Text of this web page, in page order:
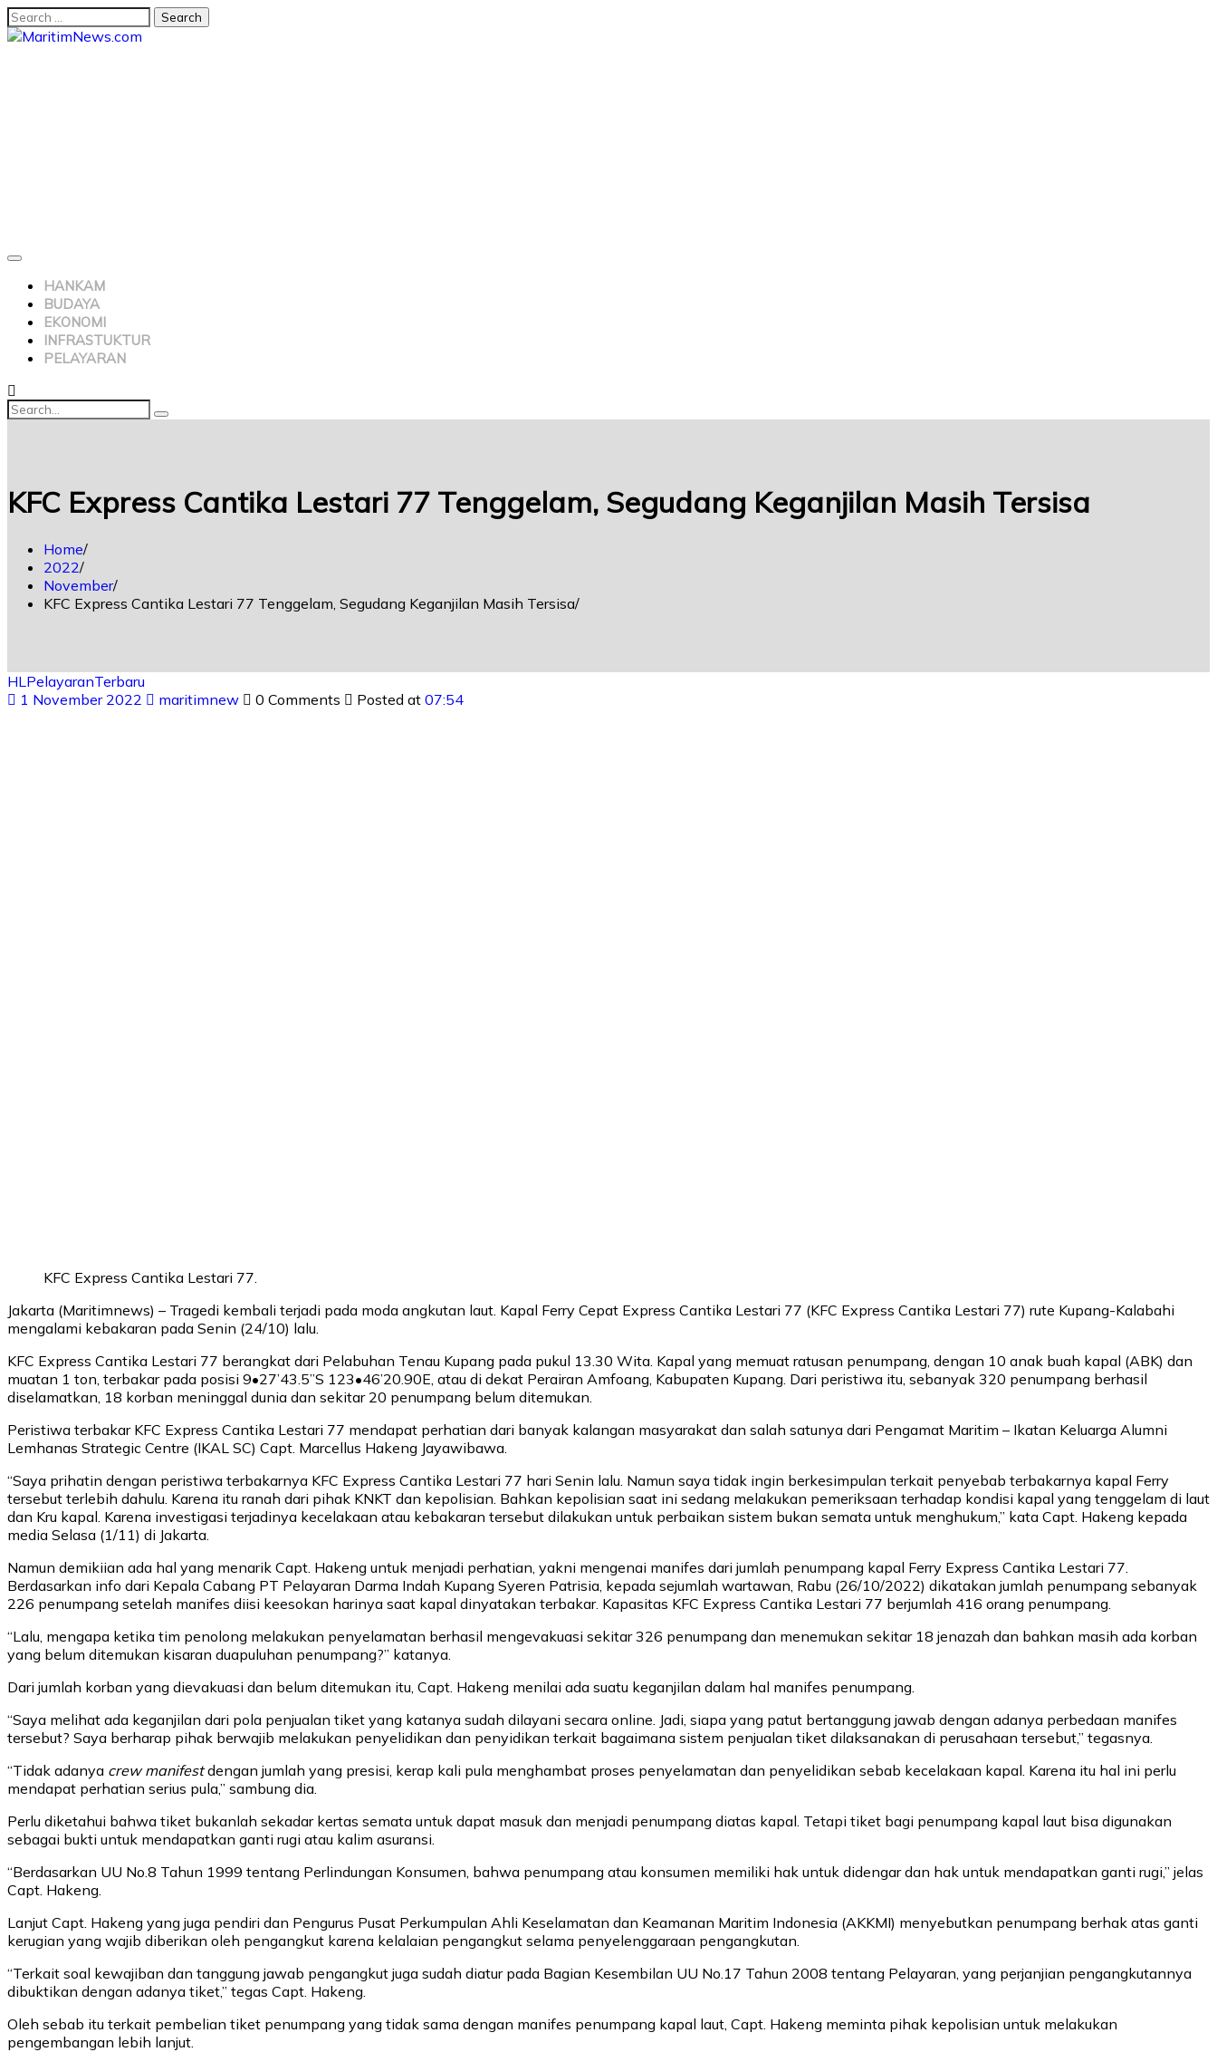
HANKAM
BUDAYA
EKONOMI
INFRASTUKTUR
PELAYARAN
KFC Express Cantika Lestari 77 Tenggelam, Segudang Keganjilan Masih Tersisa
Home
2022
November
KFC Express Cantika Lestari 77 Tenggelam, Segudang Keganjilan Masih Tersisa
HL PelayaranTerbaru
1 November 2022
maritimnew 0 Comments Posted at 07:54
KFC Express Cantika Lestari 77.
Jakarta (Maritimnews) – Tragedi kembali terjadi pada moda angkutan laut. Kapal Ferry Cepat Express Cantika Lestari 77 (KFC Express Cantika Lestari 77) rute Kupang-Kalabahi
mengalami kebakaran pada Senin (24/10) lalu.
KFC Express Cantika Lestari 77 berangkat dari Pelabuhan Tenau Kupang pada pukul 13.30 Wita. Kapal yang memuat ratusan penumpang, dengan 10 anak buah kapal (ABK) dan
muatan 1 ton, terbakar pada posisi 9•27’43.5”S 123•46’20.90E, atau di dekat Perairan Amfoang, Kabupaten Kupang. Dari peristiwa itu, sebanyak 320 penumpang berhasil
diselamatkan, 18 korban meninggal dunia dan sekitar 20 penumpang belum ditemukan.
Peristiwa terbakar KFC Express Cantika Lestari 77 mendapat perhatian dari banyak kalangan masyarakat dan salah satunya dari Pengamat Maritim – Ikatan Keluarga Alumni
Lemhanas Strategic Centre (IKAL SC) Capt. Marcellus Hakeng Jayawibawa.
“Saya prihatin dengan peristiwa terbakarnya KFC Express Cantika Lestari 77 hari Senin lalu. Namun saya tidak ingin berkesimpulan terkait penyebab terbakarnya kapal Ferry
tersebut terlebih dahulu. Karena itu ranah dari pihak KNKT dan kepolisian. Bahkan kepolisian saat ini sedang melakukan pemeriksaan terhadap kondisi kapal yang tenggelam di laut
dan Kru kapal. Karena investigasi terjadinya kecelakaan atau kebakaran tersebut dilakukan untuk perbaikan sistem bukan semata untuk menghukum,” kata Capt. Hakeng kepada
media Selasa (1/11) di Jakarta.
Namun demikiian ada hal yang menarik Capt. Hakeng untuk menjadi perhatian, yakni mengenai manifes dari jumlah penumpang kapal Ferry Express Cantika Lestari 77.
Berdasarkan info dari Kepala Cabang PT Pelayaran Darma Indah Kupang Syeren Patrisia, kepada sejumlah wartawan, Rabu (26/10/2022) dikatakan jumlah penumpang sebanyak
226 penumpang setelah manifes diisi keesokan harinya saat kapal dinyatakan terbakar. Kapasitas KFC Express Cantika Lestari 77 berjumlah 416 orang penumpang.
“Lalu, mengapa ketika tim penolong melakukan penyelamatan berhasil mengevakuasi sekitar 326 penumpang dan menemukan sekitar 18 jenazah dan bahkan masih ada korban
yang belum ditemukan kisaran duapuluhan penumpang?” katanya.
Dari jumlah korban yang dievakuasi dan belum ditemukan itu, Capt. Hakeng menilai ada suatu keganjilan dalam hal manifes penumpang.
“Saya melihat ada keganjilan dari pola penjualan tiket yang katanya sudah dilayani secara online. Jadi, siapa yang patut bertanggung jawab dengan adanya perbedaan manifes
tersebut? Saya berharap pihak berwajib melakukan penyelidikan dan penyidikan terkait bagaimana sistem penjualan tiket dilaksanakan di perusahaan tersebut,” tegasnya.
“Tidak adanya crew manifestdengan jumlah yang presisi, kerap kali pula menghambat proses penyelamatan dan penyelidikan sebab kecelakaan kapal. Karena itu hal ini perlu
mendapat perhatian serius pula,” sambung dia.
Perlu diketahui bahwa tiket bukanlah sekadar kertas semata untuk dapat masuk dan menjadi penumpang diatas kapal. Tetapi tiket bagi penumpang kapal laut bisa digunakan
sebagai bukti untuk mendapatkan ganti rugi atau kalim asuransi.
“Berdasarkan UU No.8 Tahun 1999 tentang Perlindungan Konsumen, bahwa penumpang atau konsumen memiliki hak untuk didengar dan hak untuk mendapatkan ganti rugi,” jelas
Capt. Hakeng.
Lanjut Capt. Hakeng yang juga pendiri dan Pengurus Pusat Perkumpulan Ahli Keselamatan dan Keamanan Maritim Indonesia (AKKMI) menyebutkan penumpang berhak atas ganti
kerugian yang wajib diberikan oleh pengangkut karena kelalaian pengangkut selama penyelenggaraan pengangkutan.
“Terkait soal kewajiban dan tanggung jawab pengangkut juga sudah diatur pada Bagian Kesembilan UU No.17 Tahun 2008 tentang Pelayaran, yang perjanjian pengangkutannya
dibuktikan dengan adanya tiket,” tegas Capt. Hakeng.
Oleh sebab itu terkait pembelian tiket penumpang yang tidak sama dengan manifes penumpang kapal laut, Capt. Hakeng meminta pihak kepolisian untuk melakukan
pengembangan lebih lanjut.